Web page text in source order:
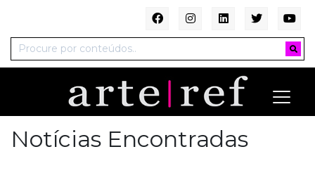
Notícias Encontradas